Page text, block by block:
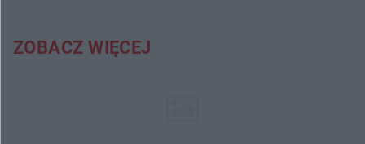
ZOBACZ WIĘCEJ